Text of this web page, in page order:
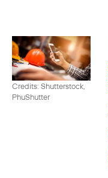
Credits: Shutterstock,
PhuShutter